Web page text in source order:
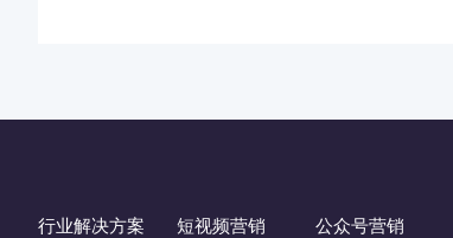
行业解决方案 短视频营销 公众号营销